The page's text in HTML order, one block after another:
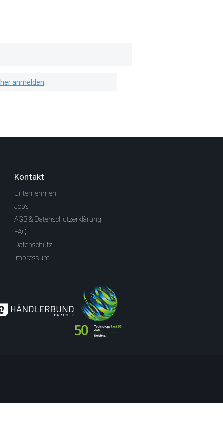
anmelden
Kontakt
Unternehmen
Jobs
AGB & Datenschutzerklärung
FAQ
Datenschutz
Impressum